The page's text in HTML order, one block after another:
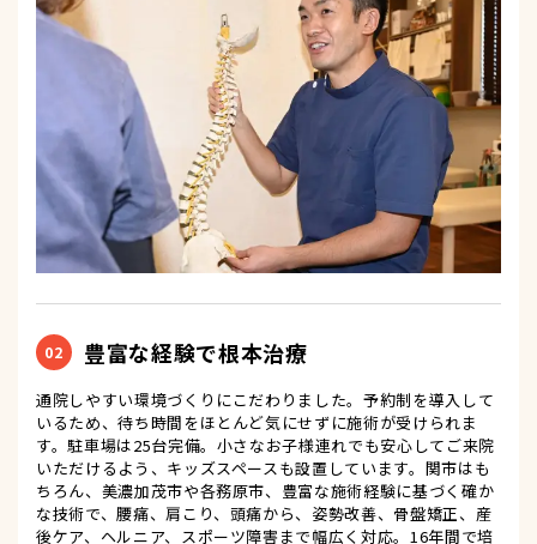
02 豊富な経験で根本治療
通院しやすい環境づくりにこだわりました。予約制を導入して
いるため、待ち時間をほとんど気にせずに施術が受けられま
す。駐車場は25台完備。小さなお子様連れでも安心してご来院
いただけるよう、キッズスペースも設置しています。関市はも
ちろん、美濃加茂市や各務原市、豊富な施術経験に基づく確か
な技術で、腰痛、肩こり、頭痛から、姿勢改善、骨盤矯正、産
後ケア、ヘルニア、スポーツ障害まで幅広く対応。16年間で培